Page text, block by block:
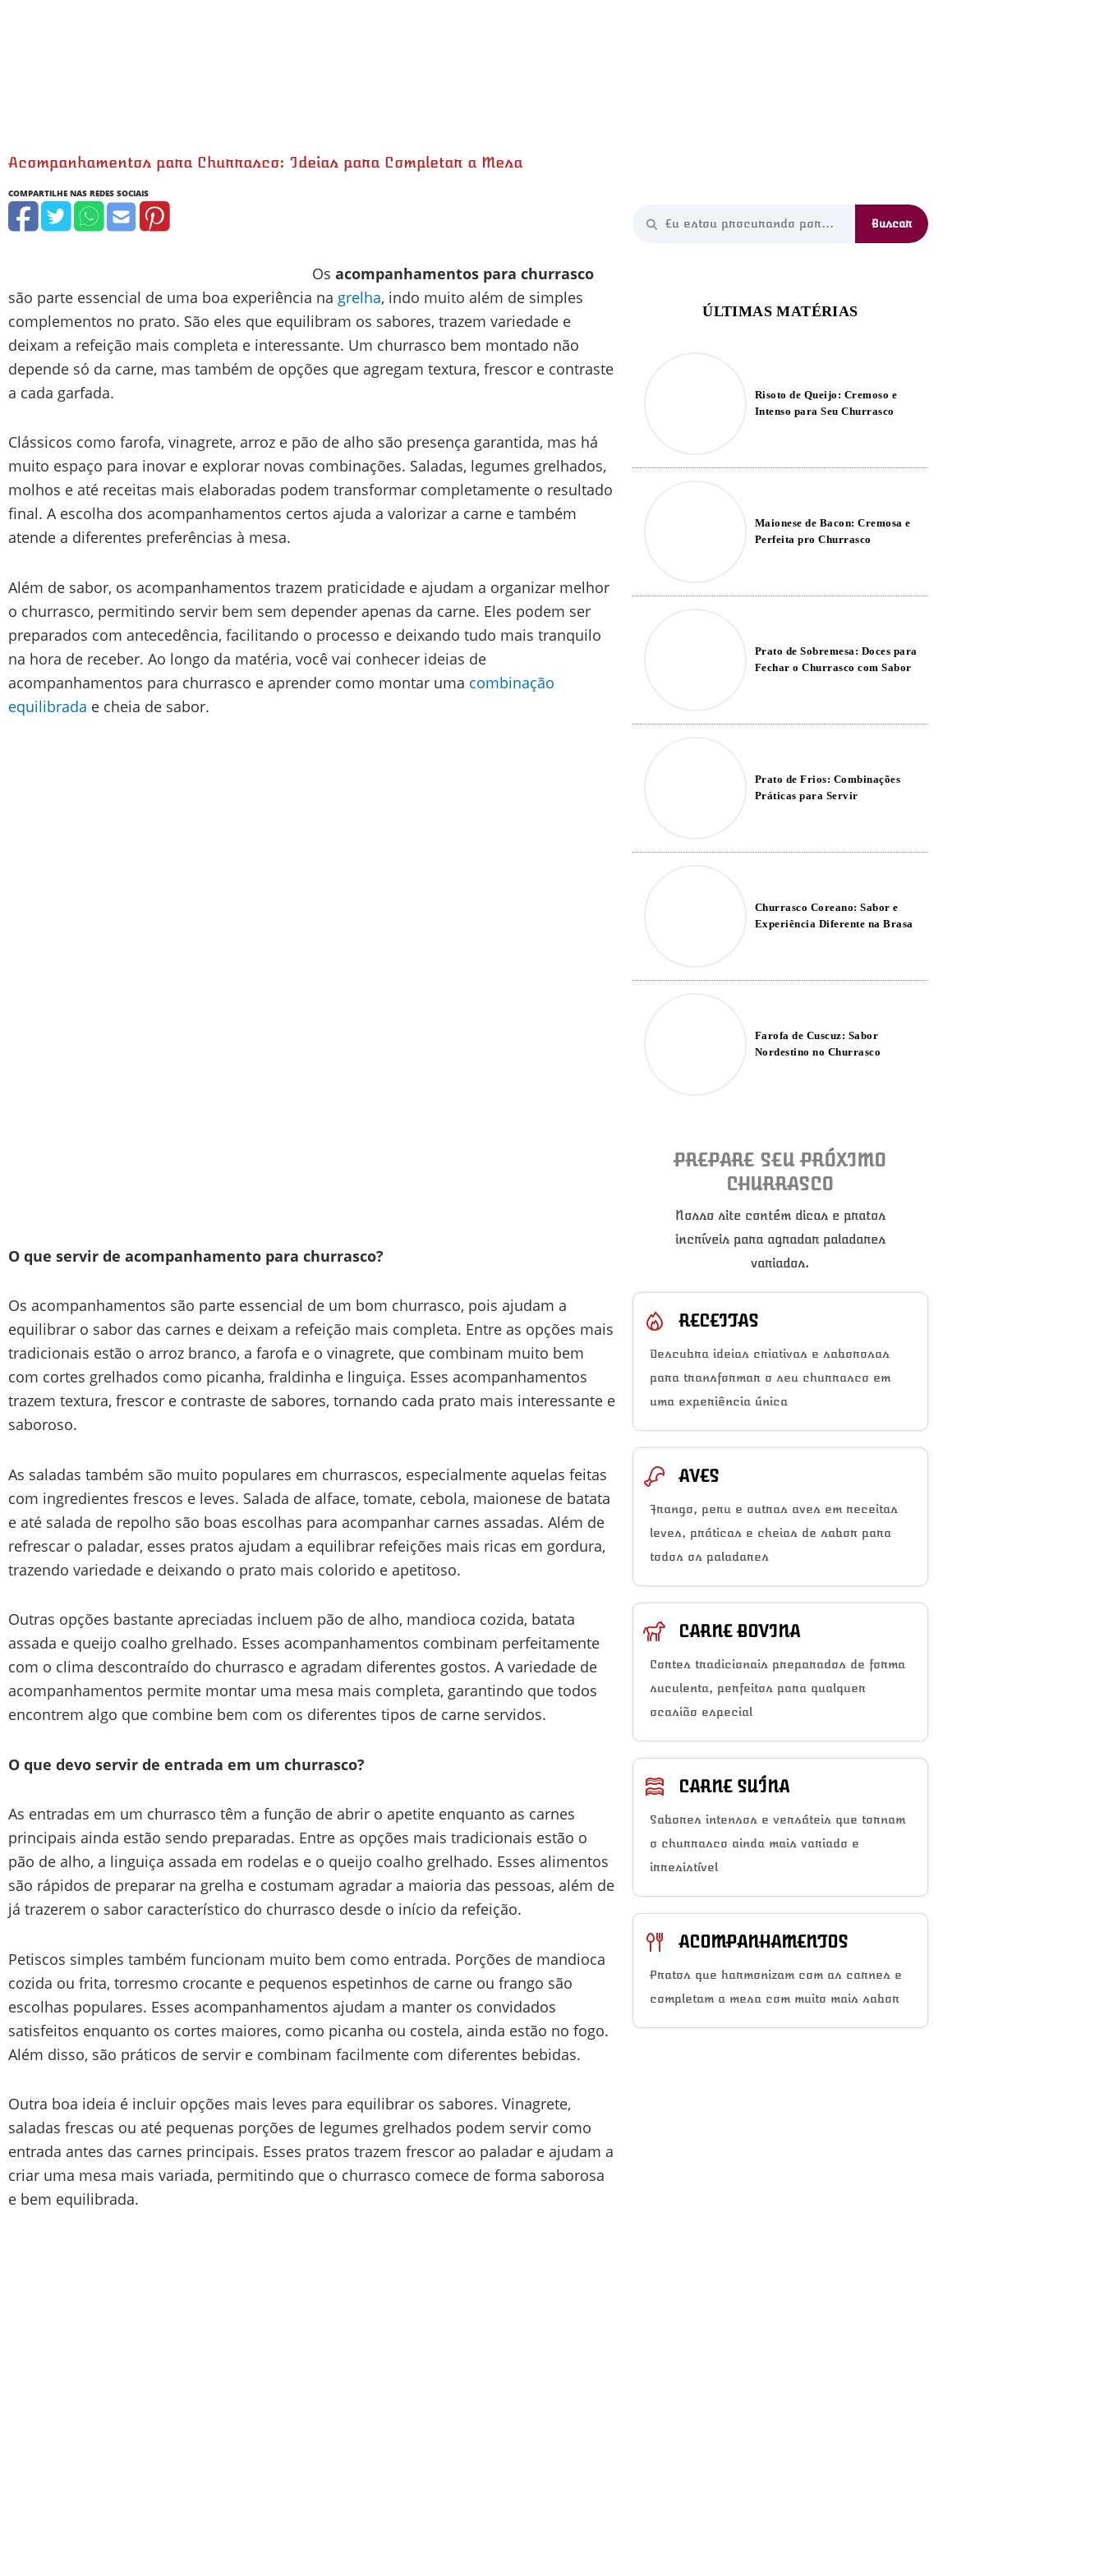
Acompanhamentos para Churrasco: Ideias para Completar a Mesa
Os acompanhamentos para churrasco
são parte essencial de uma boa experiência na grelha, indo muito além de simples
complementos no prato. São eles que equilibram os sabores, trazem variedade e
deixam a refeição mais completa e interessante. Um churrasco bem montado não
depende só da carne, mas também de opções que agregam textura, frescor e contraste
a cada garfada.
Clássicos como farofa, vinagrete, arroz e pão de alho são presença garantida, mas há
muito espaço para inovar e explorar novas combinações. Saladas, legumes grelhados,
molhos e até receitas mais elaboradas podem transformar completamente o resultado
final. A escolha dos acompanhamentos certos ajuda a valorizar a carne e também
atende a diferentes preferências à mesa.
Além de sabor, os acompanhamentos trazem praticidade e ajudam a organizar melhor
o churrasco, permitindo servir bem sem depender apenas da carne. Eles podem ser
preparados com antecedência, facilitando o processo e deixando tudo mais tranquilo
na hora de receber. Ao longo da matéria, você vai conhecer ideias de
acompanhamentos para churrasco e aprender como montar uma combinação
equilibrada e cheia de sabor.
O que servir de acompanhamento para churrasco?
Os acompanhamentos são parte essencial de um bom churrasco, pois ajudam a
equilibrar o sabor das carnes e deixam a refeição mais completa. Entre as opções mais
tradicionais estão o arroz branco, a farofa e o vinagrete, que combinam muito bem
com cortes grelhados como picanha, fraldinha e linguiça. Esses acompanhamentos
trazem textura, frescor e contraste de sabores, tornando cada prato mais interessante e
saboroso.
As saladas também são muito populares em churrascos, especialmente aquelas feitas
com ingredientes frescos e leves. Salada de alface, tomate, cebola, maionese de batata
e até salada de repolho são boas escolhas para acompanhar carnes assadas. Além de
refrescar o paladar, esses pratos ajudam a equilibrar refeições mais ricas em gordura,
trazendo variedade e deixando o prato mais colorido e apetitoso.
Outras opções bastante apreciadas incluem pão de alho, mandioca cozida, batata
assada e queijo coalho grelhado. Esses acompanhamentos combinam perfeitamente
com o clima descontraído do churrasco e agradam diferentes gostos. A variedade de
acompanhamentos permite montar uma mesa mais completa, garantindo que todos
encontrem algo que combine bem com os diferentes tipos de carne servidos.
O que devo servir de entrada em um churrasco?
As entradas em um churrasco têm a função de abrir o apetite enquanto as carnes
principais ainda estão sendo preparadas. Entre as opções mais tradicionais estão o
pão de alho, a linguiça assada em rodelas e o queijo coalho grelhado. Esses alimentos
são rápidos de preparar na grelha e costumam agradar a maioria das pessoas, além de
já trazerem o sabor característico do churrasco desde o início da refeição.
Petiscos simples também funcionam muito bem como entrada. Porções de mandioca
cozida ou frita, torresmo crocante e pequenos espetinhos de carne ou frango são
escolhas populares. Esses acompanhamentos ajudam a manter os convidados
satisfeitos enquanto os cortes maiores, como picanha ou costela, ainda estão no fogo.
Além disso, são práticos de servir e combinam facilmente com diferentes bebidas.
Outra boa ideia é incluir opções mais leves para equilibrar os sabores. Vinagrete,
saladas frescas ou até pequenas porções de legumes grelhados podem servir como
entrada antes das carnes principais. Esses pratos trazem frescor ao paladar e ajudam a
criar uma mesa mais variada, permitindo que o churrasco comece de forma saborosa
e bem equilibrada.
Risoto de Queijo: Cremoso e
Intenso para Seu Churrasco
Maionese de Bacon: Cremosa e
Perfeita pro Churrasco
Prato de Sobremesa: Doces para
Fechar o Churrasco com Sabor
Prato de Frios: Combinações
Práticas para Servir
Churrasco Coreano: Sabor e
Experiência Diferente na Brasa
Farofa de Cuscuz: Sabor
Nordestino no Churrasco
PREPARE SEU PRÓXIMO
CHURRASCO
Nosso site contém dicas e pratos
incríveis para agradar paladares
variados.
RECEITAS
Descubra ideias criativas e saborosas
para transformar o seu churrasco em
uma experiência única
AVES
Frango, peru e outras aves em receitas
leves, práticas e cheias de sabor para
todos os paladares
CARNE BOVINA
Cortes tradicionais preparados de forma
suculenta, perfeitos para qualquer
ocasião especial
CARNE SUÍNA
Sabores intensos e versáteis que tornam
o churrasco ainda mais variado e
irresistível
ACOMPANHAMENTOS
Pratos que harmonizam com as carnes e
completam a mesa com muito mais sabor